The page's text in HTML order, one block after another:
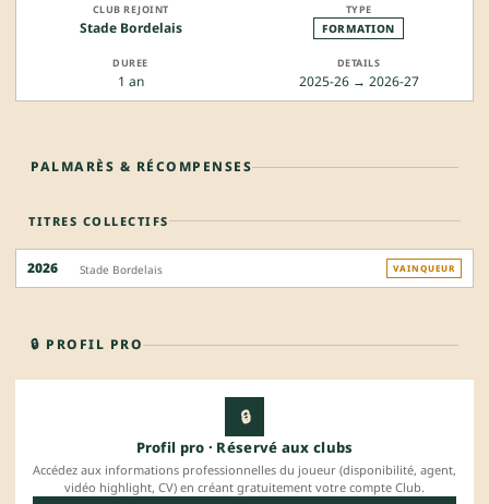
Stade Bordelais FORMATION
1 an 2025-26 → 2026-27
PALMARÈS & RÉCOMPENSES
TITRES COLLECTIFS
2026 Stade Bordelais VAINQUEUR
🔒 PROFIL PRO
🔒
Profil pro · Réservé aux clubs
Accédez aux informations professionnelles du joueur (disponibilité, agent,
vidéo highlight, CV) en créant gratuitement votre compte Club.